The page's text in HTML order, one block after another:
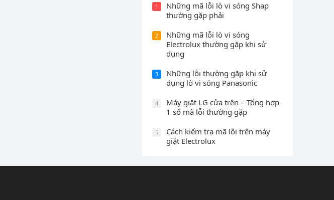
1
Những mã lỗi lò vi sóng Shap
thường gặp phải
2
Những mã lỗi lò vi sóng
Electrolux thường gặp khi sử
dụng
3
Những lỗi thường gặp khi sử
dụng lò vi sóng Panasonic
4
Máy giặt LG cửa trên – Tổng hợp
1 số mã lỗi thường gặp
5
Cách kiểm tra mã lỗi trên máy
giặt Electrolux